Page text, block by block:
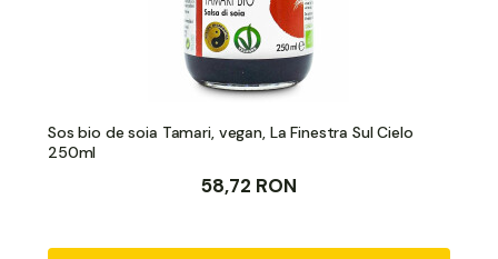
Sos bio de soia Tamari, vegan, La Finestra Sul Cielo
250ml
58,72 RON